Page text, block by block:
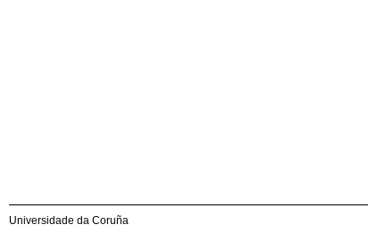
Universidade da Coruña